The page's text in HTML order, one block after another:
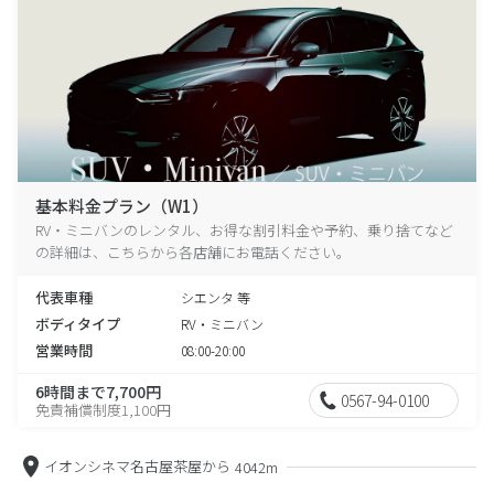
基本料金プラン（W1）
RV・ミニバンのレンタル、お得な割引料金や予約、乗り捨てなど
の詳細は、こちらから各店舗にお電話ください。
代表車種 シエンタ 等
ボディタイプ RV・ミニバン
営業時間 08:00-20:00
6時間まで7,700円
免責補償制度1,100円 0567-94-0100
イオンシネマ名古屋茶屋から 4042m